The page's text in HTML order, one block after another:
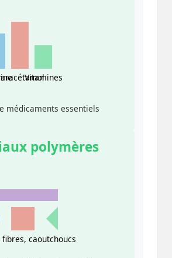
Vitamines
médicaments essentiels
polymères
caoutchoucs